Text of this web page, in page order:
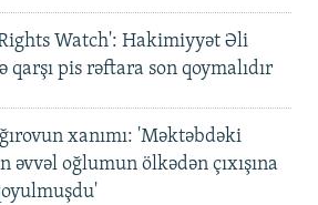
Watch': Hakimiyyət Əli
qarşı pis rəftara son qoymalıdır
xanımı: 'Məktəbdəki
əvvəl oğlumun ölkədən çıxışına